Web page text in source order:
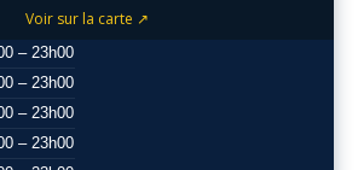
Voir sur la carte ↗
– 23h00
– 23h00
– 23h00
– 23h00